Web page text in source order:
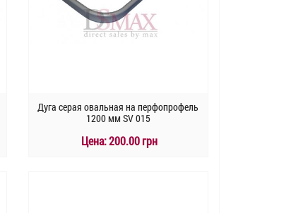
Дуга серая овальная на перфопрофель
1200 мм SV 015
Цена:200.00 грн